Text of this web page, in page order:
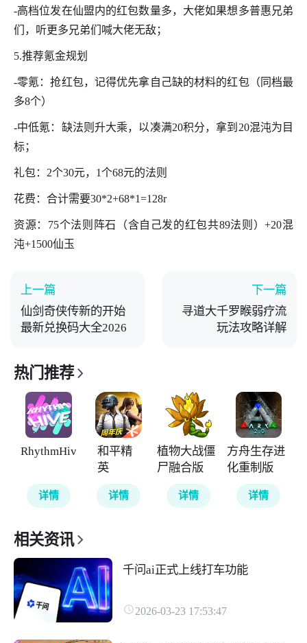
-高档位发在仙盟内的红包数量多，大佬如果想多普惠兄弟
们，听更多兄弟们喊大佬无敌；
5.推荐氪金规划
-零氪：抢红包，记得优先拿自己缺的材料的红包（同档最
多8个）
-中低氪：缺法则升大乘，以凑满20积分，拿到20混沌为目
标；
礼包：2个30元，1个68元的法则
花费：合计需要30*2+68*1=128r
资源：75个法则阵石（含自己发的红包共89法则）+20混
沌+1500仙玉
上一篇
仙剑奇侠传新的开始
最新兑换码大全2026
下一篇
寻道大千罗睺弱疗流
玩法攻略详解
热门推荐
RhythmHive
详情
和平精
英
详情
植物大战僵
尸融合版
详情
方舟生存进
化重制版
详情
相关资讯
千问ai正式上线打车功能
2026-03-23 17:53:47